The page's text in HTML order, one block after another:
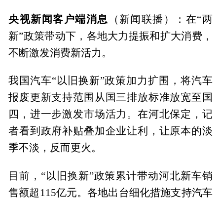
央视新闻客户端消息
（新闻联播）：在“两
新”政策带动下，各地大力提振和扩大消费，
不断激发消费新活力。
我国汽车“以旧换新”政策加力扩围，将汽车
报废更新支持范围从国三排放标准放宽至国
四，进一步激发市场活力。在河北保定，记
者看到政府补贴叠加企业让利，让原本的淡
季不淡，反而更火。
目前，“以旧换新”政策累计带动河北新车销
售额超115亿元。各地出台细化措施支持汽车